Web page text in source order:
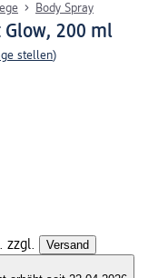
Body Spray
Glow, 200 ml
stellen)
zzgl. Versand